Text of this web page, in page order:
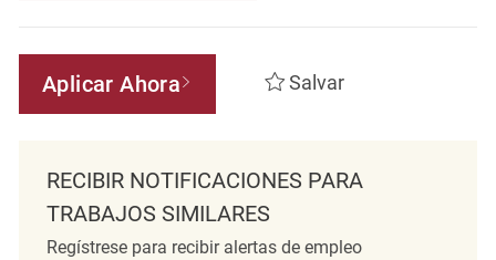
Aplicar Ahora Salvar
RECIBIR NOTIFICACIONES PARA
TRABAJOS SIMILARES
Regístrese para recibir alertas de empleo